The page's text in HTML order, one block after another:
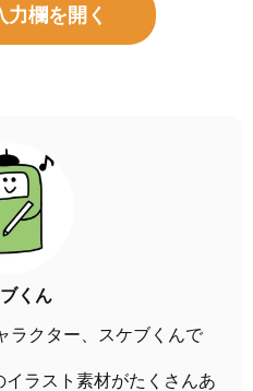
力欄を開く
くん
ラクター、スケブくんで
ラスト素材がたくさんあ